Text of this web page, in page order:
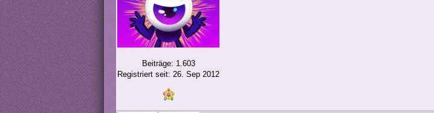
Beiträge: 1.603
Registriert seit: 26. Sep 2012